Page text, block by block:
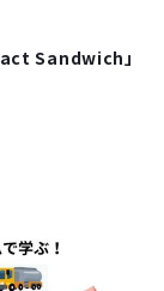
Sandwich」